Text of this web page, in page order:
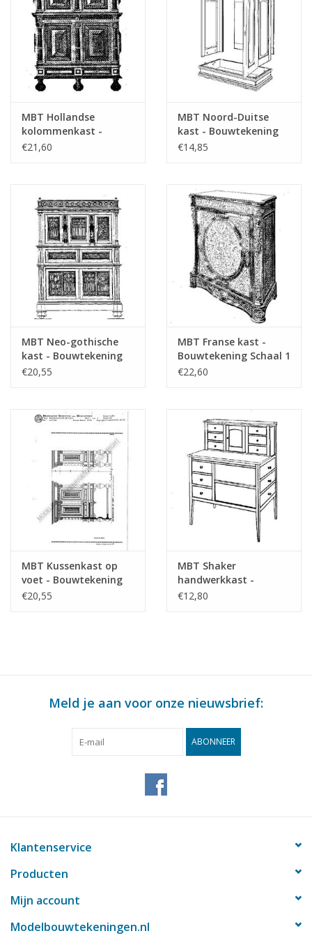
MBT Hollandse
kolommenkast -
Bouwtekening Schaal 1
€21,60
MBT Noord-Duitse
kast - Bouwtekening
Schaal 1 : N/A
€14,85
MBT Neo-gothische
kast - Bouwtekening
Schaal 1 : N/A
€20,55
MBT Franse kast -
Bouwtekening Schaal 1
: N/A (45.17.008)
€22,60
MBT Kussenkast op
voet - Bouwtekening
Schaal 1 : N/A
€20,55
MBT Shaker
handwerkkast -
Bouwtekening Schaal 1
€12,80
Meld je aan voor onze nieuwsbrief:
ABONNEER
Klantenservice
Producten
Mijn account
Modelbouwtekeningen.nl